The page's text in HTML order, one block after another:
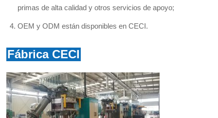
primas de alta calidad y otros servicios de apoyo;
OEM y ODM están disponibles en CECI.
Fábrica CECI